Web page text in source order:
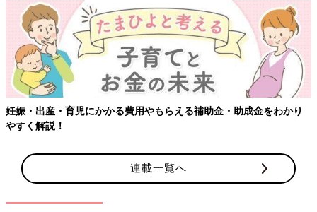
【ワクチン接種できるものも】妊婦の感染症対策、知っておいて！
連載一覧へ